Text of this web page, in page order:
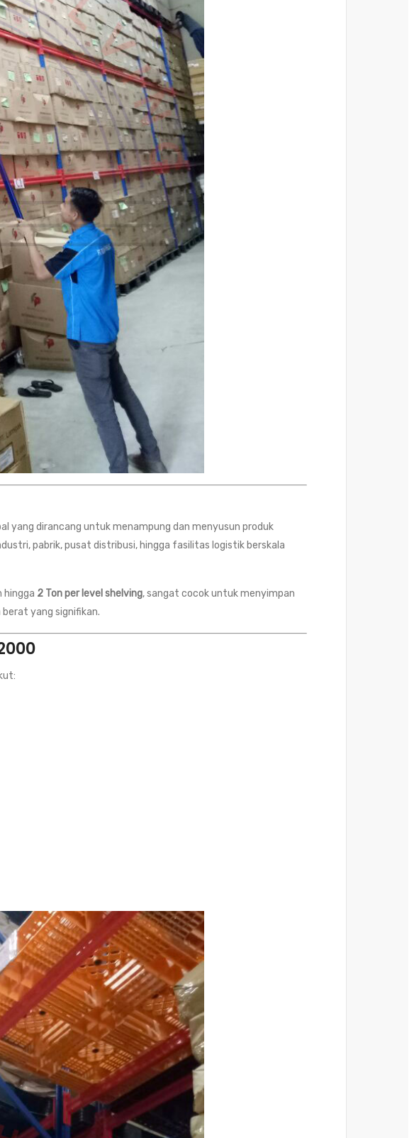
yang dirancang untuk menampung dan menyusun produk
pabrik, pusat distribusi, hingga fasilitas logistik berskala
hingga 2 Ton per level shelving, sangat cocok untuk menyimpan
yang signifikan.